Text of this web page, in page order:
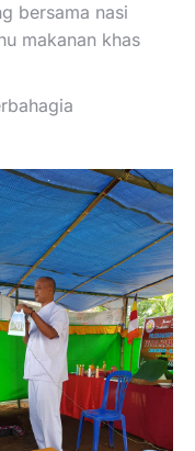
bersama nasi
makanan khas